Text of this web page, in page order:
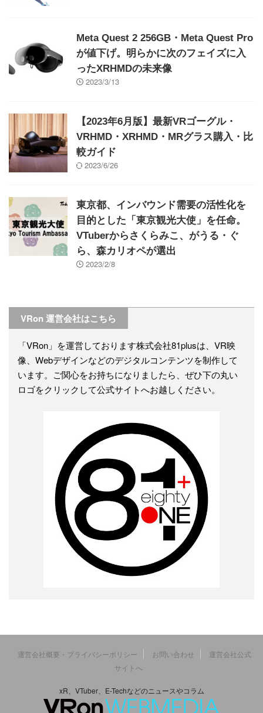
Meta Quest 2 256GB・Meta Quest Pro
が値下げ。明らかに次のフェイズに入
ったXRHMDの未来像
2023/3/13
【2023年6月版】最新VRゴーグル・
VRHMD・XRHMD・MRグラス購入・比
較ガイド
2023/6/26
東京都、インバウンド需要の活性化を
目的とした「東京観光大使」を任命。
VTuberからさくらみこ、がうる・ぐ
ら、森カリオペが選出
2023/2/8
VRon 運営会社はこちら
「VRon」を運営しております株式会社81plusは、VR映
像、Webデザインなどのデジタルコンテンツを制作して
います。ご関心をお持ちになりましたら、ぜひ下の丸い
ロゴをクリックして公式サイトへお越しください。
運営会社概要・プライバシーポリシー お問い合わせ
運営会社公式
サイトへ
xR、VTuber、E-Techなどのニュースやコラム